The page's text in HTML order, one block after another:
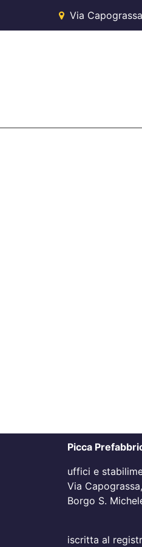
Via
Picca
uffici e
Via
Borgo S.
iscritta al